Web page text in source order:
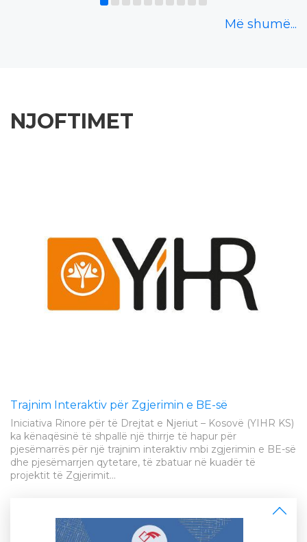
Më shumë...
NJOFTIMET
Trajnim Interaktiv për Zgjerimin e BE-së
Iniciativa Rinore për të Drejtat e Njeriut – Kosovë (YIHR KS)
ka kënaqësinë të shpallë një thirrje të hapur për
pjesëmarrës për një trajnim interaktiv mbi zgjerimin e BE-së
dhe pjesëmarrjen qytetare, të zbatuar në kuadër të
projektit të Zgjerimit...
pranuar
Data e publikimit: 24/07/2026
Rezultatet preliminare të
provimit pranues (afati i parë) -
Bachelor 2026/2027
Data e publikimit: 20/07/2026